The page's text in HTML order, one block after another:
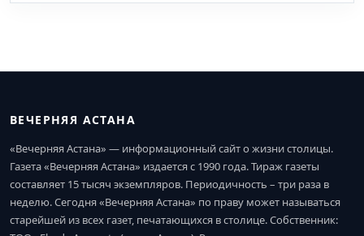
ВЕЧЕРНЯЯ АСТАНА
«Вечерняя Астана» — информационный сайт о жизни столицы.
Газета «Вечерняя Астана» издается с 1990 года. Тираж газеты
составляет 15 тысяч экземпляров. Периодичность – три раза в
неделю. Сегодня «Вечерняя Астана» по праву может называться
старейшей из всех газет, печатающихся в столице. Собственник: